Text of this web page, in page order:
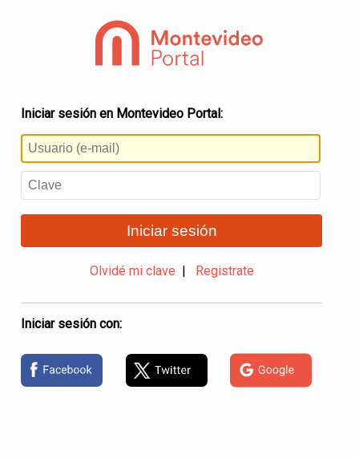
Iniciar sesión en Montevideo Portal:
Iniciar sesión
Olvidé mi clave Registrate
Iniciar sesión con: